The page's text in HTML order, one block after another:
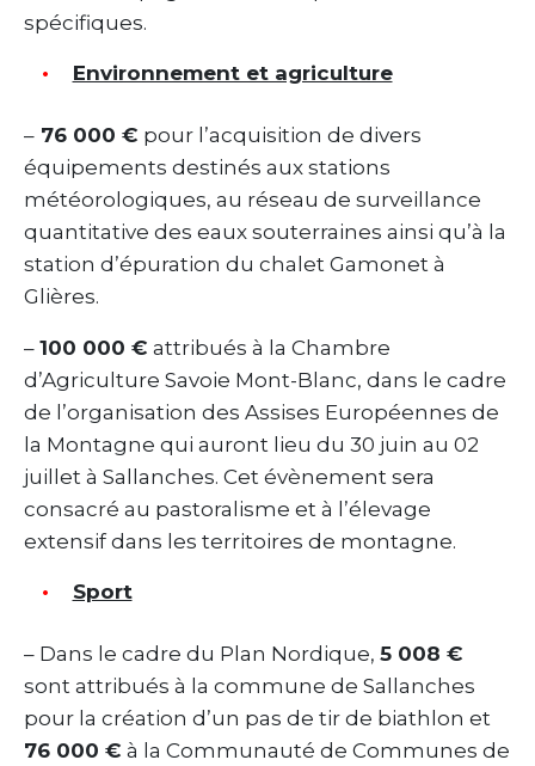
spécifiques.
Environnement et agriculture
– 76 000 € pour l’acquisition de divers
équipements destinés aux stations
météorologiques, au réseau de surveillance
quantitative des eaux souterraines ainsi qu’à la
station d’épuration du chalet Gamonet à
Glières.
– 100 000 € attribués à la Chambre
d’Agriculture Savoie Mont-Blanc, dans le cadre
de l’organisation des Assises Européennes de
la Montagne qui auront lieu du 30 juin au 02
juillet à Sallanches. Cet évènement sera
consacré au pastoralisme et à l’élevage
extensif dans les territoires de montagne.
Sport
– Dans le cadre du Plan Nordique, 5 008 €
sont attribués à la commune de Sallanches
pour la création d’un pas de tir de biathlon et
76 000 € à la Communauté de Communes de